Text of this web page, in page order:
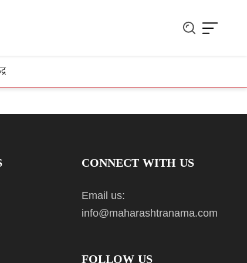
CONNECT WITH US
Email us:
info@maharashtranama.com